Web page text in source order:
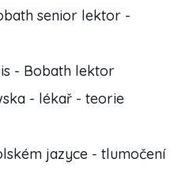
senior lektor -
- Bobath lektor
- lékař - teorie
jazyce - tlumočení